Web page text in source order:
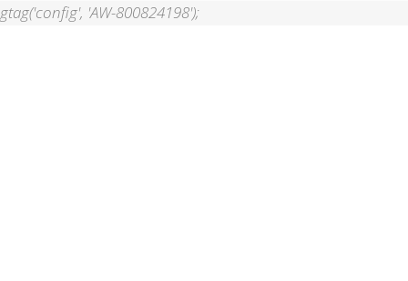
gtag('config', 'AW-800824198');